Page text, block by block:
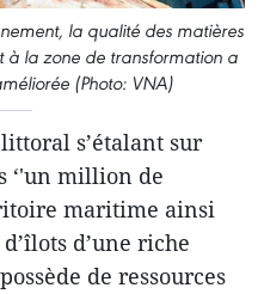
la qualité des matières
à la zone de transformation a
(Photo: VNA)
s’étalant sur
‘'un million de
maritime ainsi
d’une riche
de ressources